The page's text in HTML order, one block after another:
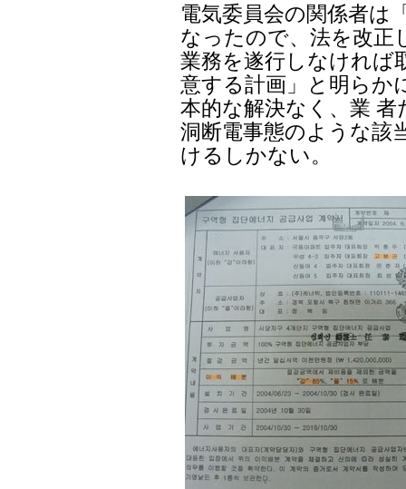
電気委員会の関係者は
なったので、法を改正
業務を遂行しなければ
意する計画」と明らか
本的な解決なく、業
洞断電事態のような該
けるしかない。